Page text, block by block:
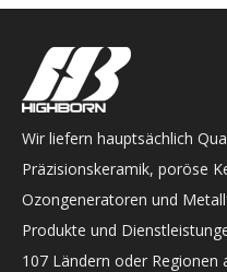
Wir liefern hauptsächlich
Präzisionskeramik, poröse
Ozongeneratoren und
Produkte und
107 Ländern oder Regionen